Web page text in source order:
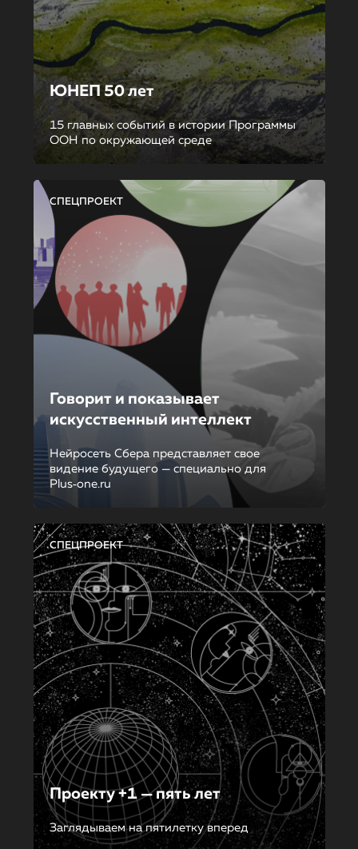
ЮНЕП 50 лет
15 главных событий в истории Программы
ООН по окружающей среде
СПЕЦПРОЕКТ
Говорит и показывает
искусственный интеллект
Нейросеть Сбера представляет свое
видение будущего — специально для
Plus‑one.ru
СПЕЦПРОЕКТ
Проекту +1 — пять лет
Заглядываем на пятилетку вперед